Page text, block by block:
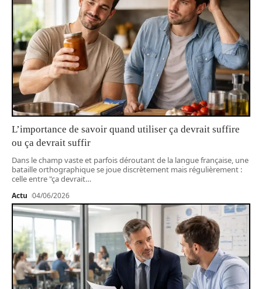
L’importance de savoir quand utiliser ça devrait suffire
ou ça devrait suffir
Dans le champ vaste et parfois déroutant de la langue française, une
bataille orthographique se joue discrètement mais régulièrement :
celle entre "ça devrait…
Actu 04/06/2026